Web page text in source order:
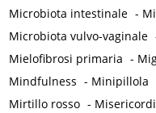
Microbiota intestinale -
Microbiota vulvo-vaginale
Mielofibrosi primaria -
Mindfulness - Minipillola
Mirtillo rosso -